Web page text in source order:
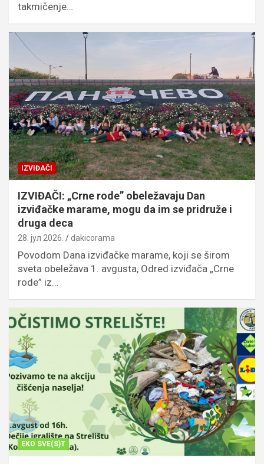
takmičenje…
IZVIĐAČI
IZVIĐAČI: „Crne rode” obeležavaju Dan
izviđačke marame, mogu da im se pridruže i
druga deca
28. јул 2026. dakicorama
Povodom Dana izviđačke marame, koji se širom
sveta obeležava 1. avgusta, Odred izviđača „Crne
rode” iz…
EKO SVE(S)T